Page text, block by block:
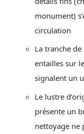
monument)
circulation
La tranche
entailles sur
signalent un
Le lustre
présente un
nettoyage ne